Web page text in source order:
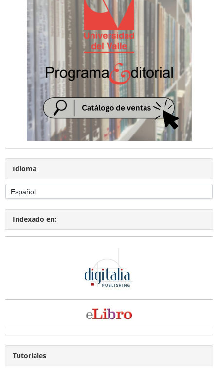
Idioma
Indexado en:
Tutoriales